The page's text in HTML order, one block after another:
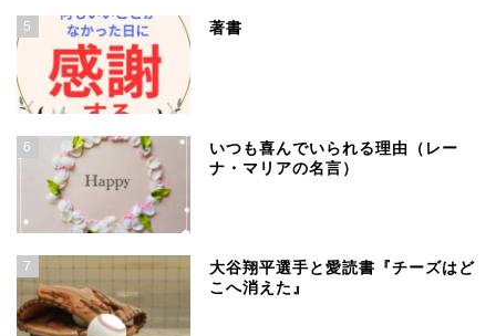
5 著書
6
いつも喜んでいられる理由（レー
ナ・マリアの名言）
7
大谷翔平選手と愛読書『チーズはど
こへ消えた』